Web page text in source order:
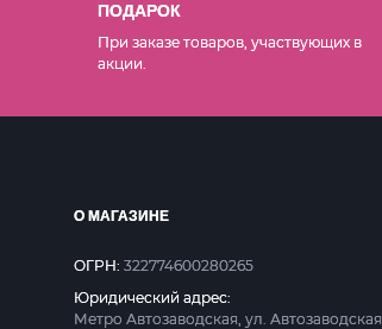
ПОДАРОК
При заказе товаров, участвующих в
акции.
О МАГАЗИНЕ
ОГРН: 322774600280265
Юридический адрес:
Метро Автозаводская, ул. Автозаводская